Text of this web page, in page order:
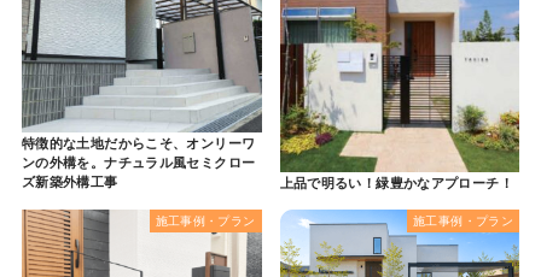
特徴的な土地だからこそ、オンリーワ
ンの外構を。ナチュラル風セミクロー
ズ新築外構工事
上品で明るい！緑豊かなアプローチ！
施工事例・プラン 施工事例・プラン